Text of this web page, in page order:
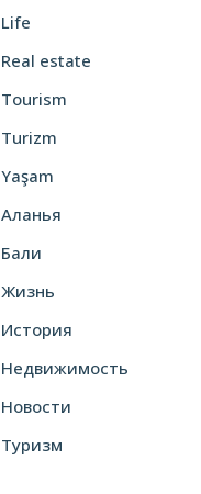
Life
Real estate
Tourism
Turizm
Yaşam
Аланья
Бали
Жизнь
История
Недвижимость
Новости
Туризм